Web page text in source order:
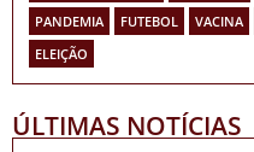
PANDEMIA
FUTEBOL VACINA
ELEIÇÃO
ÚLTIMAS NOTÍCIAS